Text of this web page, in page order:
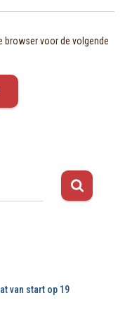
browser voor de volgende
van start op 19